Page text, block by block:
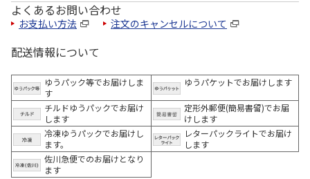
よくあるお問い合わせ
お支払い方法 注文のキャンセルについて
配送情報について
ゆうパック等でお届けしま
す
ゆうパケットでお届けします
チルドゆうパックでお届け
します
定形外郵便(簡易書留)でお届
けします
冷凍ゆうパックでお届けし
ます。
レターパックライトでお届け
します
佐川急便でのお届けとなり
ます